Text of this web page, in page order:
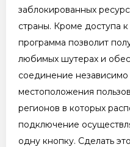
заблокированных
страны. Кроме доступа
программа позволит
любимых шутерах и
соединение независимо
местоположения
регионов в которых
подключение
одну кнопку. Сделать